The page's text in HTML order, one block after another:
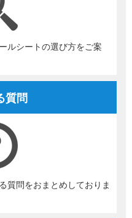
ルシートの選び方をご案
質問
質問をおまとめしておりま